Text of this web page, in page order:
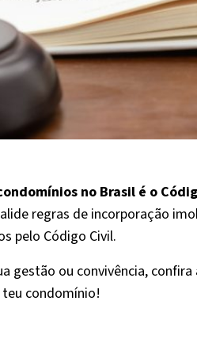
no Brasil é o
regras de incorporação
pelo Código Civil.
gestão ou convivência,
condomínio!